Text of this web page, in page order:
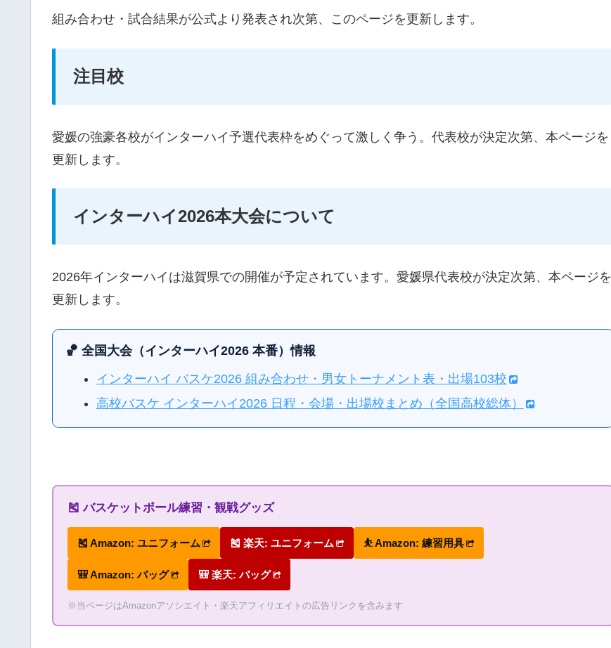
組み合わせ・試合結果が公式より発表され次第、このページを更新します。
注目校
愛媛の強豪各校がインターハイ予選代表枠をめぐって激しく争う。代表校が決定次第、本ページを
更新します。
インターハイ2026本大会について
2026年インターハイは滋賀県での開催が予定されています。愛媛県代表校が決定次第、本ページを
更新します。
🏀 全国大会（インターハイ2026 本番）情報
インターハイ バスケ2026 組み合わせ・男女トーナメント表・出場103校
高校バスケ インターハイ2026 日程・会場・出場校まとめ（全国高校総体）
🎽 バスケットボール練習・観戦グッズ
🎽 Amazon: ユニフォーム 🎽 楽天: ユニフォーム ⛹ Amazon: 練習用具
🎒 Amazon: バッグ 🎒 楽天: バッグ
※当ページはAmazonアソシエイト・楽天アフィリエイトの広告リンクを含みます